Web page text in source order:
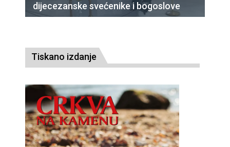
dijecezanske svećenike i bogoslove
Tiskano izdanje